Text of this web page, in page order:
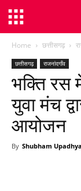
Home छत्तीसगढ़
छत्तीसगढ़ राजनांदगाँव
भक्ति रस
युवा मंच
आयोजन
By Shubham